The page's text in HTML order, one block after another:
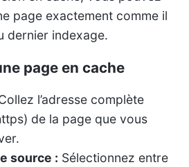
page exactement comme il
dernier indexage.
page en cache
l’adresse complète
de la page que vous
source : Sélectionnez entre